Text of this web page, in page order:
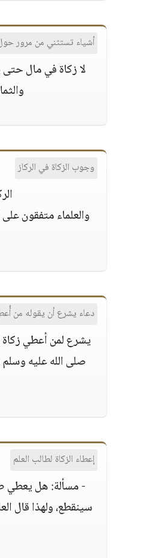
أشياء تستثني من مرور
لا زكاة في مال
وجوب الزكاة في الركاز
والعلماء متفقون
دعاء يشرع أن يقوله من
يشرع لمن أعطي
صلى الله عليه
إعطاء الزكاة لطالب العلم
- مسألة: هل يعطي
سينقطع، ولهذا قال